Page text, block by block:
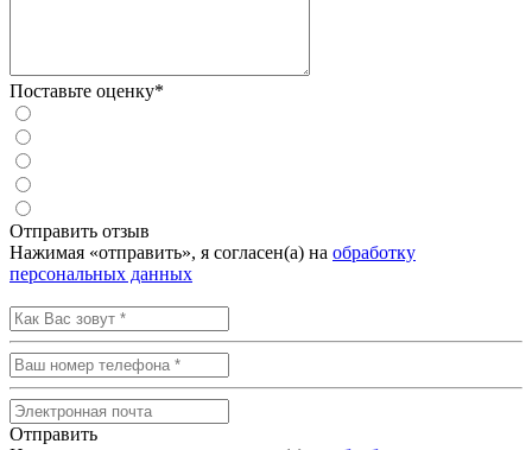
Поставьте оценку*
Отправить отзыв
Нажимая «отправить», я согласен(а) на обработку
персональных данных
Отправить